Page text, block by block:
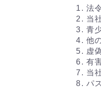
1. 法
2. 当
3. 青
4. 他
5. 虚
6. 有
7. 当
8. パ